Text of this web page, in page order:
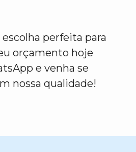
perfeita para
orçamento hoje
e venha se
nossa qualidade!